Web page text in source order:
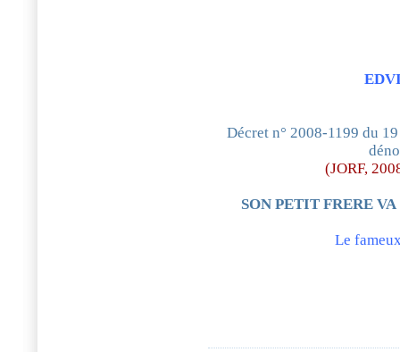
Décret n° 2008-1199 du
(JORF,
SON PETIT FRERE
Le